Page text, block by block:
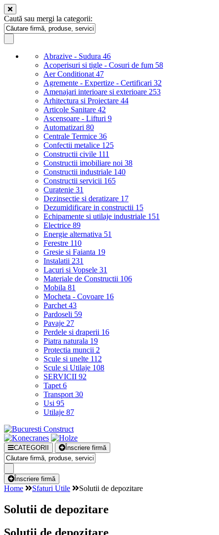
Caută sau mergi la categorii:
Abrazive - Sudura 46
Acoperisuri si tigle - Cosuri de fum 58
Aer Conditionat 47
Agremente - Expertize - Certificari 32
Amenajari interioare si exterioare 253
Arhitectura si Proiectare 44
Articole Sanitare 42
Ascensoare - Lifturi 9
Automatizari 80
Centrale Termice 36
Confectii metalice 125
Constructii civile 111
Constructii imobiliare noi 38
Constructii industriale 140
Constructii servicii 165
Curatenie 31
Dezinsectie si deratizare 17
Dezumidificare in constructii 15
Echipamente si utilaje industriale 151
Electrice 89
Energie alternativa 51
Ferestre 110
Gresie si Faianta 19
Instalatii 231
Lacuri si Vopsele 31
Materiale de Constructii 106
Mobila 81
Mocheta - Covoare 16
Parchet 43
Pardoseli 59
Pavaje 27
Perdele si draperii 16
Piatra naturala 19
Protectia muncii 2
Scule si unelte 112
Scule si Utilaje 108
SERVICII 92
Tapet 6
Transport 30
Usi 95
Utilaje 87
CATEGORII Înscriere firmă
Înscriere firmă
Home Sfaturi Utile Solutii de depozitare
Solutii de depozitare